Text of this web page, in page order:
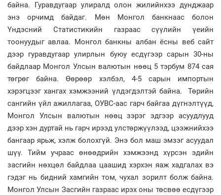
байна. Гуравдугаар улиралд олон жилийнхээ дунджаар
энэ орчимд байдаг. Мөн Монгол банкнаас болон
Үндэсний Статистикийн газраас сүүлийн үеийн
тоонуудыг авлаа. Монгол банкны албан ёсны веб сайт
дээр гуравдугаар улирлын буюу есдүгээр сарын 30-ны
байдлаар Монгол Улсын валютын нөөц 5 тэрбум 874 сая
төгрөг байна. Өөрөөр хэлбэл, 4-5 сарын импортын
хэрэгцээг хангах хэмжээний үлдэгдэлтэй байна. Төрийн
сангийн үйл ажиллагаа, ОУВС-аас гарч байгаа дүгнэлтүүд,
Монгол Улсын валютын нөөц зэрэг эдгээр асуудлууд
дээр хэн дуртай нь гарч ирээд улстөржүүлээд, цээжнийхээ
бангаар ярьж, хэлж болохгүй. Энэ бол маш эмзэг асуудал
шүү. Тийм учраас өнөөдрийн хэмжээнд хүрсэн эдийн
засгийн нөхцөл байдлаа цаашид хэрхэн яаж хадгалах вэ
гэдэг нь бидний хамгийн том, чухал зорилт болж байна.
Монгол Улсын Засгийн газраас ирэх оны төсвөө есдүгээр